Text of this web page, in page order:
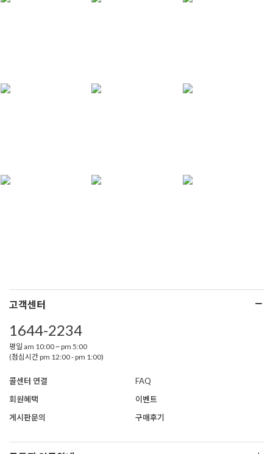
고객센터
1644-2234
평일 am 10:00 ~ pm 5:00
(점심시간 pm 12:00 - pm 1:00)
콜센터 연결
FAQ
회원혜택
이벤트
게시판문의
구매후기